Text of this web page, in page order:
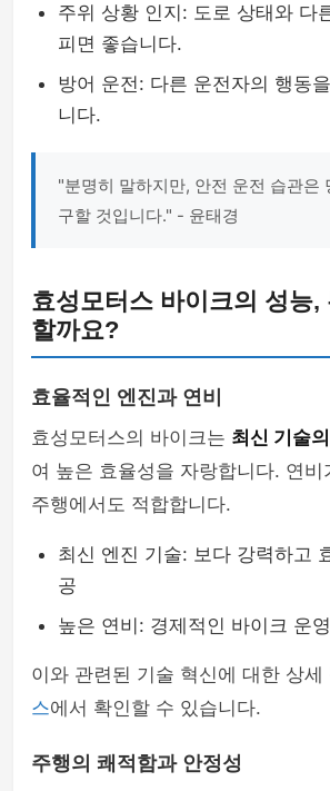
주위 상황 인지: 도로 상태와 다
피면 좋습니다.
방어 운전: 다른 운전자의 행동
니다.
"분명히 말하지만, 안전 운전 습관은
구할 것입니다." - 윤태경
효성모터스 바이크의 성능,
할까요?
효율적인 엔진과 연비
효성모터스의 바이크는 최신 기술
여 높은 효율성을 자랑합니다. 연비
주행에서도 적합합니다.
최신 엔진 기술: 보다 강력하고
공
높은 연비: 경제적인 바이크 운
이와 관련된 기술 혁신에 대한 상세
스에서 확인할 수 있습니다.
주행의 쾌적함과 안정성